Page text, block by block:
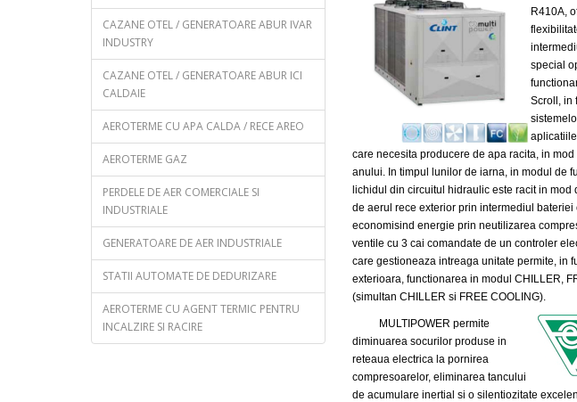
CAZANE OTEL / GENERATOARE ABUR IVAR
INDUSTRY
CAZANE OTEL / GENERATOARE ABUR ICI
CALDAIE
AEROTERME CU APA CALDA / RECE AREO
AEROTERME GAZ
PERDELE DE AER COMERCIALE SI
INDUSTRIALE
GENERATOARE DE AER INDUSTRIALE
STATII AUTOMATE DE DEDURIZARE
AEROTERME CU AGENT TERMIC PENTRU
INCALZIRE SI RACIRE
R410A,
special
Scroll, in
care necesita producere de apa racita, in mod
anului. In timpul lunilor de iarna, in modul de
lichidul din circuitul hidraulic este racit in mod
de aerul rece exterior prin intermediul bateriei
economisind energie prin neutilizarea
ventile cu 3 cai comandate de un controler
care gestioneaza intreaga unitate permite, in
exterioara, functionarea in modul CHILLER,
(simultan CHILLER si FREE COOLING).
MULTIPOWER permite
diminuarea socurilor produse in
reteaua electrica la pornirea
compresoarelor, eliminarea tancului
de acumulare inertial si o silentiozitate